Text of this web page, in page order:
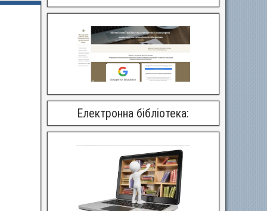
Електронна бібліотека: